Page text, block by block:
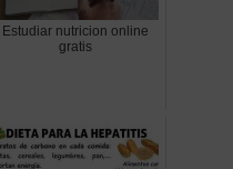
Estudiar nutricion online
gratis